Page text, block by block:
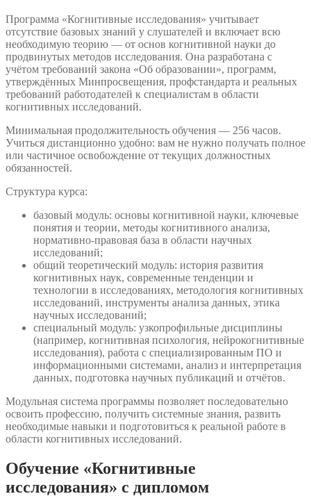
Программа «Когнитивные исследования» учитывает
отсутствие базовых знаний у слушателей и включает всю
необходимую теорию — от основ когнитивной науки до
продвинутых методов исследования. Она разработана с
учётом требований закона «Об образовании», программ,
утверждённых Минпросвещения, профстандарта и реальных
требований работодателей к специалистам в области
когнитивных исследований.
Минимальная продолжительность обучения — 256 часов.
Учиться дистанционно удобно: вам не нужно получать полное
или частичное освобождение от текущих должностных
обязанностей.
Структура курса:
базовый модуль: основы когнитивной науки, ключевые
понятия и теории, методы когнитивного анализа,
нормативно-правовая база в области научных
исследований;
общий теоретический модуль: история развития
когнитивных наук, современные тенденции и
технологии в исследованиях, методология когнитивных
исследований, инструменты анализа данных, этика
научных исследований;
специальный модуль: узкопрофильные дисциплины
(например, когнитивная психология, нейрокогнитивные
исследования), работа с специализированным ПО и
информационными системами, анализ и интерпретация
данных, подготовка научных публикаций и отчётов.
Модульная система программы позволяет последовательно
освоить профессию, получить системные знания, развить
необходимые навыки и подготовиться к реальной работе в
области когнитивных исследований.
Обучение «Когнитивные
исследования» с дипломом